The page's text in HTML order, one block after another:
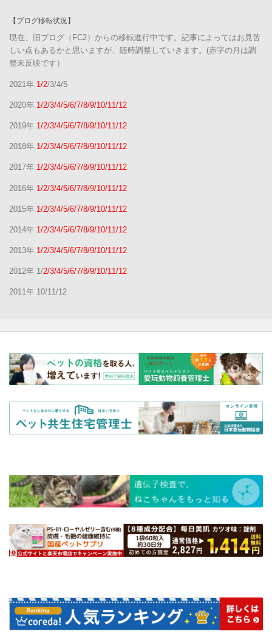
【ブログ移転状況】
現在、旧ブログ（FC2）からの移転進行中です。記事によってはお見苦
しい点もあるかと思いますが、随時調整していきます。(赤字の月は調
整未反映です）
2021年 1/2/3/4/5
2020年 1/2/3/4/5/6/7/8/9/10/11/12
2019年 1/2/3/4/5/6/7/8/9/10/11/12
2018年 1/2/3/4/5/6/7/8/9/10/11/12
2017年 1/2/3/4/5/6/7/8/9/10/11/12
2016年 1/2/3/4/5/6/7/8/9/10/11/12
2015年 1/2/3/4/5/6/7/8/9/10/11/12
2014年 1/2/3/4/5/6/7/8/9/10/11/12
2013年 1/2/3/4/5/6/7/8/9/10/11/12
2012年 1/2/3/4/5/6/7/8/9/10/11/12
2011年 10/11/12